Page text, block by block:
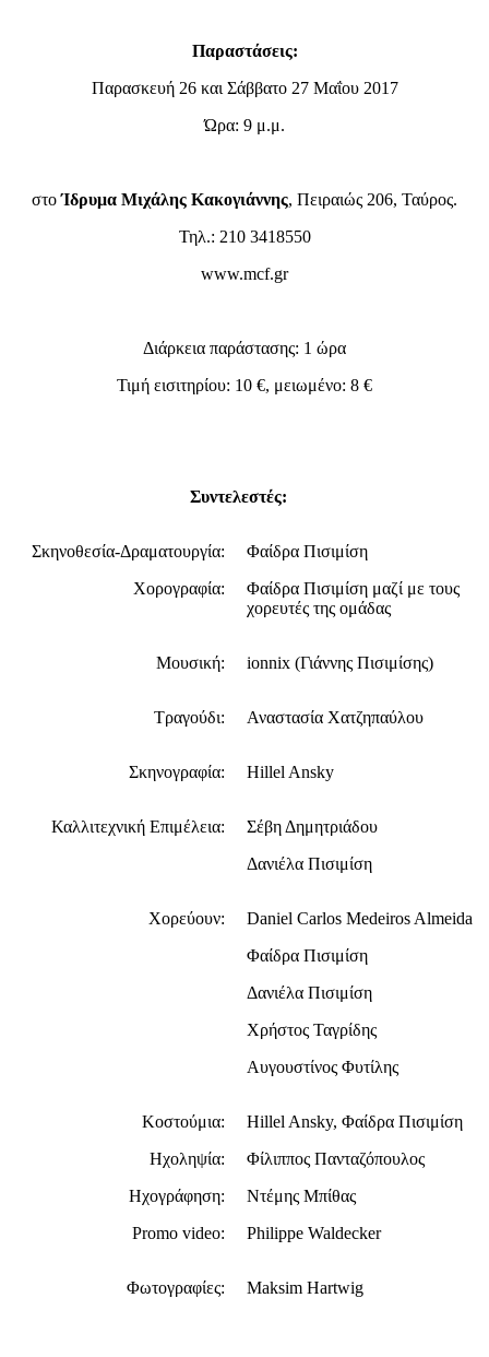
Παραστάσεις:
Παρασκευή 26 και Σάββατο 27 Μαΐου 2017
Ώρα: 9 μ.μ.
στοΊδρυμα Μιχάλης Κακογιάννης, Πειραιώς 206, Ταύρος.
Τηλ.: 210 3418550
www.mcf.gr
Διάρκεια παράστασης: 1 ώρα
Τιμή εισιτηρίου: 10 €, μειωμένο: 8 €
Συντελεστές:
Σκηνοθεσία-Δραματουργία:
Χορογραφία:
Φαίδρα Πισιμίση
Φαίδρα Πισιμίση μαζί με τους
χορευτές της ομάδας
Μουσική: ionnix (Γιάννης Πισιμίσης)
Τραγούδι: Αναστασία Χατζηπαύλου
Σκηνογραφία: Hillel Ansky
Καλλιτεχνική Επιμέλεια:
Σέβη Δημητριάδου
Δανιέλα Πισιμίση
Χορεύουν:
Daniel Carlos Medeiros Almeida
Φαίδρα Πισιμίση
Δανιέλα Πισιμίση
Χρήστος Ταγρίδης
Αυγουστίνος Φυτίλης
Κοστούμια:
Ηχοληψία:
Ηχογράφηση:
Promo video:
Hillel Ansky, Φαίδρα Πισιμίση
Φίλιππος Πανταζόπουλος
Ντέμης Μπίθας
Philippe Waldecker
Φωτογραφίες: Maksim Hartwig